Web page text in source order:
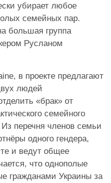
убирает любое
семейных пар.
большая группа
Русланом
в проекте предлагают
людей
«брак» от
семейного
перечня членов семьи
одного гендера,
и ведут общее
что однополые
гражданами Украины за